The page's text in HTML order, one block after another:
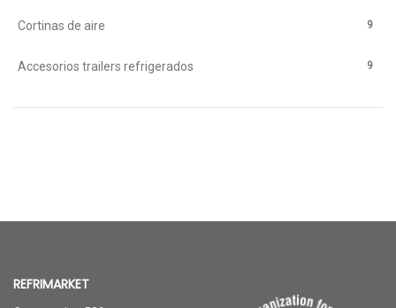
Cortinas de aire 9
Accesorios trailers refrigerados 9
REFRIMARKET